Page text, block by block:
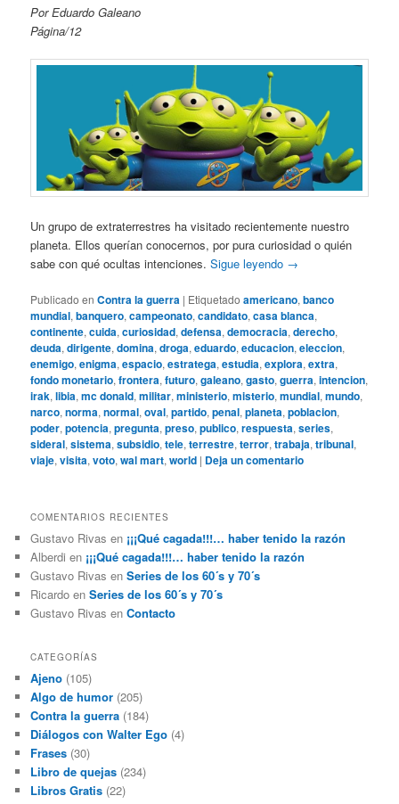
Por Eduardo Galeano
Página/12
Un grupo de extraterrestres ha visitado recientemente nuestro
planeta. Ellos querían conocernos, por pura curiosidad o quién
sabe con qué ocultas intenciones.Sigue leyendo →
Publicado en Contra la guerra | Etiquetado americano,banco
mundial,banquero,campeonato,candidato,casa blanca,
continente,cuida,curiosidad,defensa,democracia,derecho,
deuda,dirigente,domina,droga,eduardo,educacion,eleccion,
enemigo,enigma,espacio,estratega,estudia,explora,extra,
fondo monetario,frontera,futuro,galeano,gasto,guerra,intencion,
irak,libia,mc donald,militar,ministerio,misterio,mundial,mundo,
narco,norma,normal,oval,partido,penal,planeta,poblacion,
poder,potencia,pregunta,preso,publico,respuesta,series,
sideral,sistema,subsidio,tele,terrestre,terror,trabaja,tribunal,
viaje,visita,voto,wal mart,world | Deja un comentario
COMENTARIOS RECIENTES
Gustavo Rivas en ¡¡¡Qué cagada!!!… haber tenido la razón
Alberdi en ¡¡¡Qué cagada!!!… haber tenido la razón
Gustavo Rivas enSeries de los 60´s y 70´s
Ricardo enSeries de los 60´s y 70´s
Gustavo Rivas enContacto
CATEGORÍAS
Ajeno (105)
Algo de humor (205)
Contra la guerra (184)
Diálogos con Walter Ego (4)
Frases (30)
Libro de quejas (234)
Libros Gratis (22)